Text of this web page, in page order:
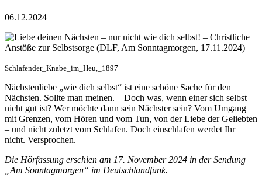
06.12.2024
Schlafender_Knabe_im_Heu,_1897
Nächstenliebe „wie dich selbst“ ist eine schöne Sache für den
Nächsten. Sollte man meinen. – Doch was, wenn einer sich selbst
nicht gut ist? Wer möchte dann sein Nächster sein? Vom Umgang
mit Grenzen, vom Hören und vom Tun, von der Liebe der Geliebten
– und nicht zuletzt vom Schlafen. Doch einschlafen werdet Ihr
nicht. Versprochen.
Die Hörfassung erschien am 17. November 2024 in der Sendung
„Am Sonntagmorgen“ im Deutschlandfunk.